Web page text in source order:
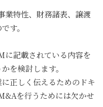
業特性、財務諸表、譲渡
す。
に記載されている内容を
を検討します。
正しく伝えるためのドキ
を行うためには欠かせ